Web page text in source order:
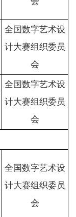
全国数字艺术设
计大赛组织委员
会
全国数字艺术设
计大赛组织委员
会
全国数字艺术设
计大赛组织委员
会